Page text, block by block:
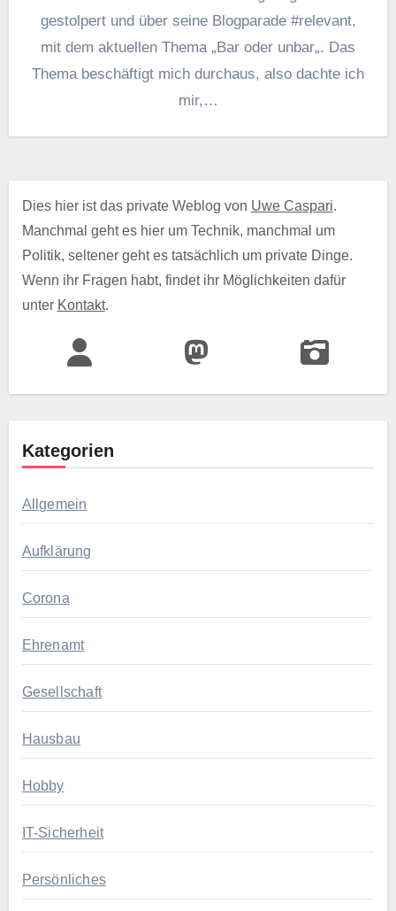
gestolpert und über seine Blogparade #relevant,
mit dem aktuellen Thema „Bar oder unbar„. Das
Thema beschäftigt mich durchaus, also dachte ich
mir,…
Dies hier ist das private Weblog von Uwe Caspari.
Manchmal geht es hier um Technik, manchmal um
Politik, seltener geht es tatsächlich um private Dinge.
Wenn ihr Fragen habt, findet ihr Möglichkeiten dafür
unter Kontakt.
Kategorien
Allgemein
Aufklärung
Corona
Ehrenamt
Gesellschaft
Hausbau
Hobby
IT-Sicherheit
Persönliches